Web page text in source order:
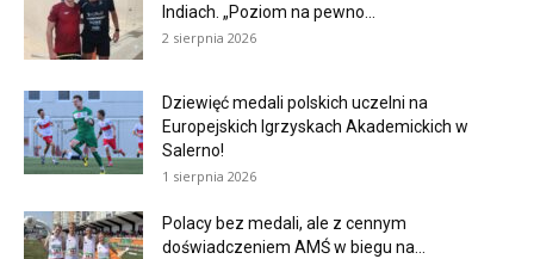
Indiach. „Poziom na pewno...
2 sierpnia 2026
Dziewięć medali polskich uczelni na
Europejskich Igrzyskach Akademickich w
Salerno!
1 sierpnia 2026
Polacy bez medali, ale z cennym
doświadczeniem AMŚ w biegu na...